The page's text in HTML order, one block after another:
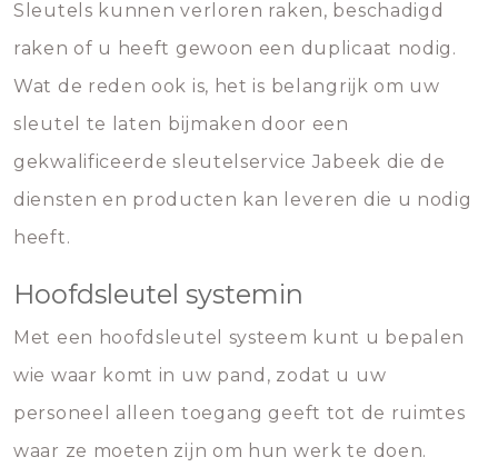
Sleutels kunnen verloren raken, beschadigd
raken of u heeft gewoon een duplicaat nodig.
Wat de reden ook is, het is belangrijk om uw
sleutel te laten bijmaken door een
gekwalificeerde sleutelservice Jabeek die de
diensten en producten kan leveren die u nodig
heeft.
Hoofdsleutel systemin
Met een hoofdsleutel systeem kunt u bepalen
wie waar komt in uw pand, zodat u uw
personeel alleen toegang geeft tot de ruimtes
waar ze moeten zijn om hun werk te doen.